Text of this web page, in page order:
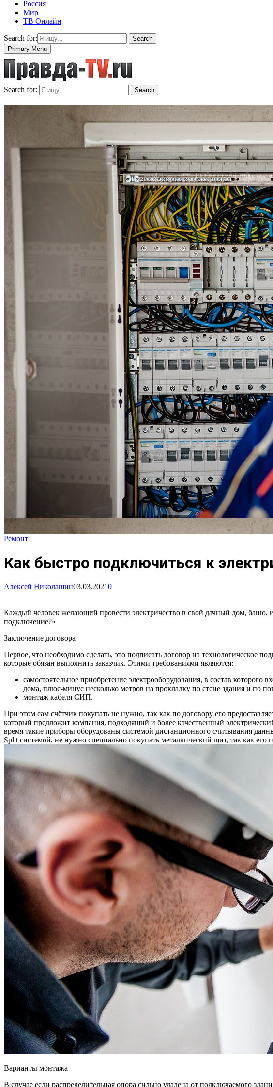
Россия
Мир
ТВ Онлайн
Search for:
Search
Primary Menu
Search for: Search
Ремонт
Как быстро подключиться к
Алексей Николашин03.03.20210
Каждый человек желающий провести электричество в свой дачный дом, баню,
подключение?»
Заключение договора
Первое, что необходимо сделать, это подписать договор на технологическое
которые обязан выполнить заказчик. Этими требованиями являются:
самостоятельное приобретение электрооборудования, в состав
дома, плюс-минус несколько метров на прокладку по стене здания и по
монтаж кабеля СИП.
При этом сам счётчик покупать не нужно, так как по договору его
который предложит компания, подходящий и более качественный
время такие приборы оборудованы системой дистанционного считывания
Split системой, не нужно специально покупать металлический щит, так как
Варианты монтажа
В случае если распределительная опора сильно удалена от подключаемого